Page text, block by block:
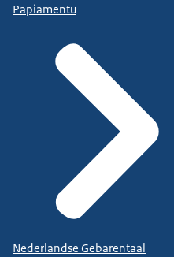
Papiamentu
Nederlandse Gebarentaal